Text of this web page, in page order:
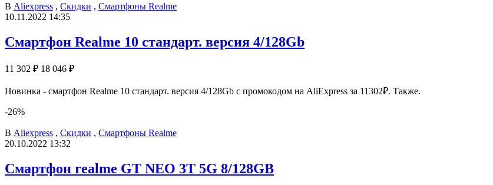
В Aliexpress , Скидки , Смартфоны Realme
10.11.2022 14:35
Смартфон Realme 10 стандарт. версия 4/128Gb
11 302 ₽ 18 046 ₽
Новинка - смартфон Realme 10 стандарт. версия 4/128Gb с промокодом на AliExpress за 11302₽. Также.
-26%
В Aliexpress , Скидки , Смартфоны Realme
20.10.2022 13:32
Смартфон realme GT NEO 3T 5G 8/128GB